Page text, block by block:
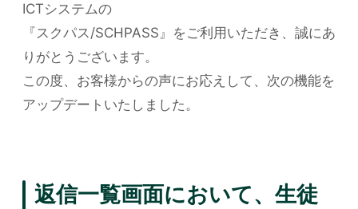
ICTシステムの
『スクパス/SCHPASS』をご利用いただき、誠にあ
りがとうございます。
この度、お客様からの声にお応えして、次の機能を
アップデートいたしました。
返信一覧画面において、生徒